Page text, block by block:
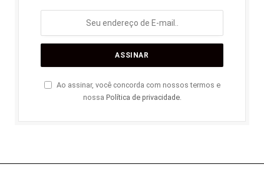
Ao assinar, você concorda com nossos termos e
nossa Política de privacidade.